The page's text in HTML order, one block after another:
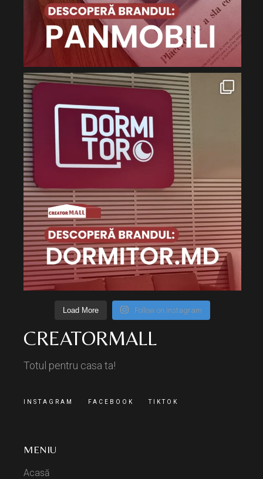
Load More Follow on Instagram
CREATORMALL
Totul pentru casa ta!
INSTAGRAM FACEBOOK TIKTOK
MENIU
Acasă